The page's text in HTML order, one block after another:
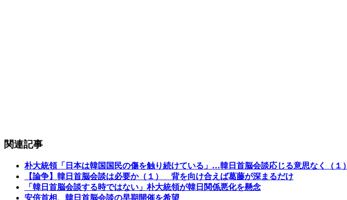
関連記事
朴大統領「日本は韓国国民の傷を触り続けている」…韓日首脳会談応じる意思なく（１）
【論争】韓日首脳会談は必要か（１） 背を向け合えば葛藤が深まるだけ
「韓日首脳会談する時ではない」朴大統領が韓日関係悪化を懸念
安倍首相、韓日首脳会談の早期開催を希望